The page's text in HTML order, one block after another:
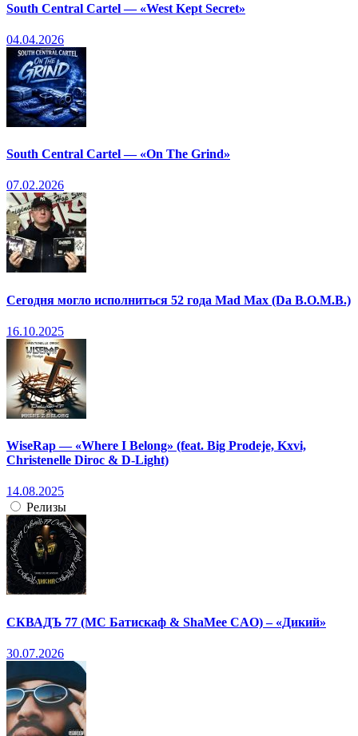
South Central Cartel — «West Kept Secret»
04.04.2026
South Central Cartel — «On The Grind»
07.02.2026
Сегодня могло исполниться 52 года Mad Max (Da B.O.M.B.)
16.10.2025
WiseRap — «Where I Belong» (feat. Big Prodeje, Kxvi,
Christenelle Diroc & D-Light)
14.08.2025
Релизы
СКВАДЪ 77 (МС Батискаф & ShaMee CAO) – «Дикий»
30.07.2026